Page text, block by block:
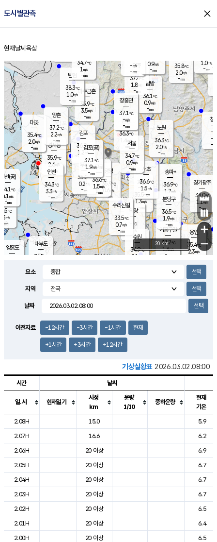
도시별관측 close
홈
현재날씨 육상
의도
℃
m/s
mm
영흥도
양주
37.4℃
1.8
-mm
과천
35.5℃
1.3m/s
- mm
용인
35.4℃
2.3m/s
경기광주
34.0℃
1.1m/s
-mm
1.3m/s
대부도
34.5
경서동
35.9℃
2.6 m/s
-mm
파주금촌
35.9℃
3.5m/s
-mm
35.8℃
2.0m/s
-mm
대곶
35.4℃
2.0m/s
-mm
창
-
-m/
-
탄현
38.3℃
1.0m/s
-mm
1.0m/s
-mm
의왕
- ℃
m/s
mm
김포
36.0℃
1.2 m/s
mm
광명
35.9 ℃
0.6 m/s
-mm
부천
35.0℃
0.2m/s
-mm
양촌
37.2℃
2.2m/s
-mm
구로
36.6℃
1.5m/s
-mm
은평
36.3℃
1.4 m/s
- mm
노원
36.3℃
2.0m/s
-mm
송파*
36.9℃
1.7m/s
-mm
서초
36.6℃
1.5m/s
-mm
남방
36.1℃
0.9m/s
-mm
기흥구갈
37.2℃
1.4m/s
-
수리산길
33.5℃
0.7m/s
-mm
분당구
36.5℃
1.9m/s
-mm
장흥면
37.1℃
-m/s
-mm
-m/s
-mm
인천(공)
34.1℃
4.1 m/s
-mm
김포(공)
37.1℃
1.9m/s
-mm
수원
34.9℃
2.1 m/s
인천
34.3℃
3.3m/s
-mm
서울
34.7℃
0.9m/s
-mm
34.7℃
1 m/s
-mm
0.9m/s
-mm
+
−
20 km
요소
지역
날짜
이전자료 -12시간 -3시간 -1시간 현재
+1시간 +3시간 +12시간
기상실황표 2026.03.02.08:00
도시별 기상실황표로 지점, 날씨, 기온, 강수, 바람, 기압등을 안내한 표입
시간 날씨
일.시 현재일기
시정
km
운량
1/10
중하운량
현재
기온
2.08H
15.0
5.9
2.07H
16.6
6.2
2.06H
20 이상
6.9
2.05H
20 이상
6.7
2.04H
20 이상
6.7
2.03H
20 이상
6.7
2.02H
20 이상
6.5
2.01H
20 이상
6.4
2.00H
20 이상
6.5